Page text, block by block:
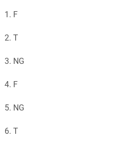
1. F
2. T
3. NG
4. F
5. NG
6. T